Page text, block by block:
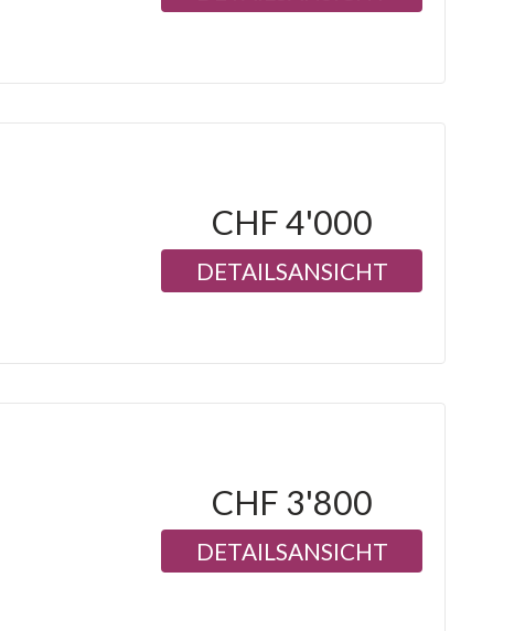
CHF 4'000
DETAILSANSICHT
CHF 3'800
DETAILSANSICHT